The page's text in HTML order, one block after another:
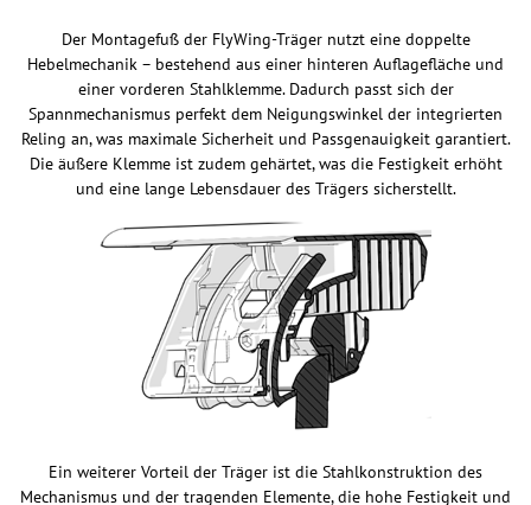
Der Montagefuß der FlyWing-Träger nutzt eine doppelte
Hebelmechanik – bestehend aus einer hinteren Auflagefläche und
einer vorderen Stahlklemme. Dadurch passt sich der
Spannmechanismus perfekt dem Neigungswinkel der integrierten
Reling an, was maximale Sicherheit und Passgenauigkeit garantiert.
Die äußere Klemme ist zudem gehärtet, was die Festigkeit erhöht
und eine lange Lebensdauer des Trägers sicherstellt.
Ein weiterer Vorteil der Träger ist die Stahlkonstruktion des
Mechanismus und der tragenden Elemente, die hohe Festigkeit und